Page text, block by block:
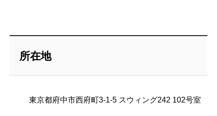
所在地
東京都府中市西府町3-1-5 スウィング242 102号室